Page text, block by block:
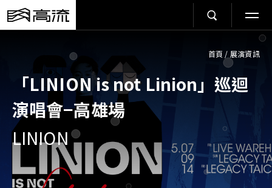
首頁 / 展演資訊
「LINION is not Linion」巡迴
演唱會−高雄場
LINION